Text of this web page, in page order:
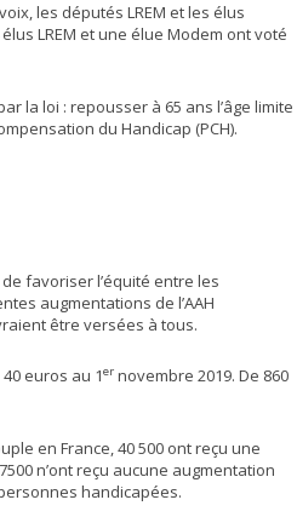
les députés LREM et les élus
LREM et une élue Modem ont voté
la loi : repousser à 65 ans l’âge limite
du Handicap (PCH).
favoriser l’équité entre les
augmentations de l’AAH
être versées à tous.
euros au 1er novembre 2019. De 860
en France, 40 500 ont reçu une
n’ont reçu aucune augmentation
handicapées.